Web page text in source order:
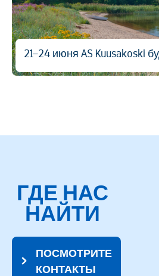
21–24 июня AS Kuusakoski
ГДЕ НАС
НАЙТИ
ПОСМОТРИТЕ
КОНТАКТЫ